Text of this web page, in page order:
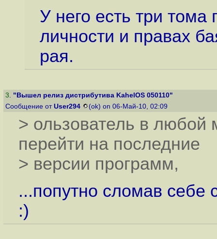
У него есть три тома
личности и правах
рая.
3. "Вышел релиз дистрибутива KahelOS 050110"
Сообщение от User294 (ok) on 06-Май-10, 02:09
> ользователь в любой
перейти на последние
> версии программ,
...попутно сломав себе
:)